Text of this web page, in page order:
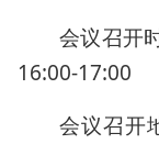
会议召开
16:00-17:00
会议召开